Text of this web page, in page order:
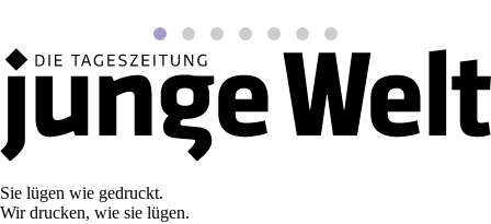
Sie lügen wie gedruckt.
Wir drucken, wie sie lügen.